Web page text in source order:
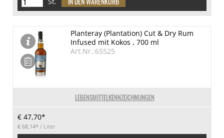
LEBENSMITTELKENNZEICHNUNGEN
Planteray (Plantation) Cut & Dry Rum
Infused mit Kokos , 700 ml
Art.Nr.:65525
€ 47,70*
€ 68,14* / Liter